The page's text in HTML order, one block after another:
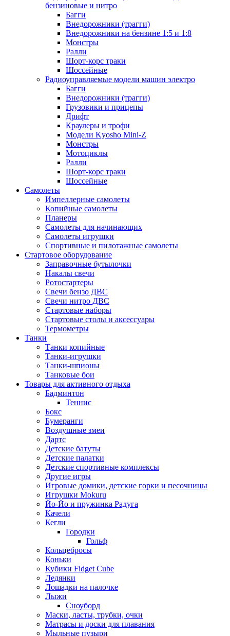
бензиновые и нитро
Багги
Внедорожники (трагги)
Внедорожники на бензине 1:5 и 1:8
Монстры
Ралли
Шорт-корс траки
Шоссейные
Радиоуправляемые модели машин электро
Багги
Внедорожники (трагги)
Грузовики и прицепы
Дрифт
Краулеры и трофи
Модели Kyosho Mini-Z
Монстры
Мотоциклы
Ралли
Шорт-корс траки
Шоссейные
Самолеты
Импеллерные самолеты
Копийные самолеты
Планеры
Самолеты для начинающих
Самолеты игрушки
Спортивные и пилотажные самолеты
Стартовое оборудование
Заправочные бутылочки
Накалы свечи
Ротостартеры
Свечи бензо ДВС
Свечи нитро ДВС
Стартовые наборы
Стартовые столы и аксессуары
Термометры
Танки
Танки копийные
Танки-игрушки
Танки-шпионы
Танковые бои
Товары для активного отдыха
Бадминтон
Теннис
Бокс
Бумеранги
Воздушные змеи
Дартс
Детские батуты
Детские палатки
Детские спортивные комплексы
Другие игры
Игровые домики, детские горки и песочницы
Игрушки Mokuru
Йо-Йо и пружинка Радуга
Качели
Кегли
Городки
Гольф
Кольцебросы
Коньки
Кубики Fidget Cube
Ледянки
Лошадки на палочке
Лыжи
Сноуборд
Маски, ласты, трубки, очки
Матрасы и доски для плавания
Мыльные пузыри